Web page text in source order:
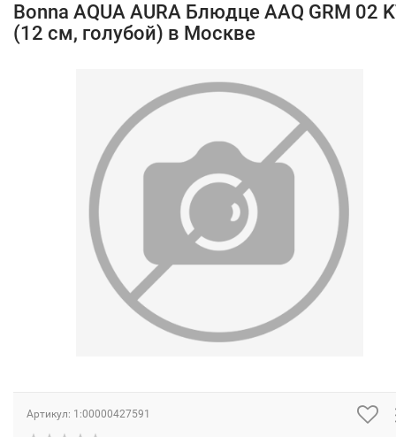
Bonna AQUA AURA Блюдце AAQ GRM 02
(12 см, голубой) в Москве
Артикул: 1:00000427591